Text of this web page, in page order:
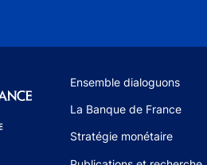
Site navigation
Ensemble dialoguons
La Banque de France
Stratégie monétaire